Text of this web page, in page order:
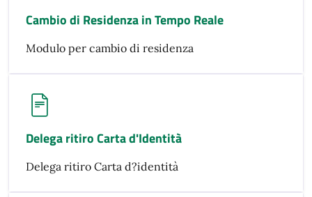
Cambio di Residenza in Tempo Reale
Modulo per cambio di residenza
Delega ritiro Carta d'Identità
Delega ritiro Carta d?identità